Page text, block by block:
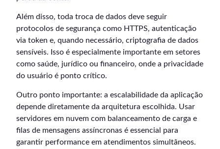
Além disso, toda troca de dados deve seguir
protocolos de segurança como HTTPS, autenticação
via token e, quando necessário, criptografia de dados
sensíveis. Isso é especialmente importante em setores
como saúde, jurídico ou financeiro, onde a privacidade
do usuário é ponto crítico.
Outro ponto importante: a escalabilidade da aplicação
depende diretamente da arquitetura escolhida. Usar
servidores em nuvem com balanceamento de carga e
filas de mensagens assíncronas é essencial para
garantir performance em atendimentos simultâneos.